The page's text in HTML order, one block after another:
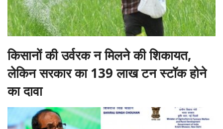
किसानों की उर्वरक न मिलने की शिकायत,
लेकिन सरकार का 139 लाख टन स्टॉक होने
का दावा